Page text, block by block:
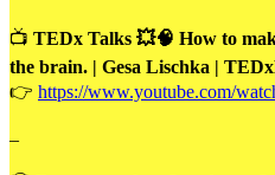
📺 TEDx Talks 💥🧠 How to
the brain. | Gesa Lischka |
👉 https://www.youtube.com/
–